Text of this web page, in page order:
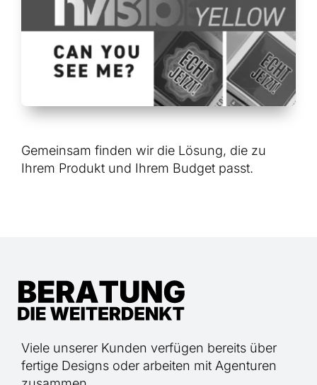
Gemeinsam finden wir die Lösung, die zu
Ihrem Produkt und Ihrem Budget passt.
Viele unserer Kunden verfügen bereits über
fertige Designs oder arbeiten mit Agenturen